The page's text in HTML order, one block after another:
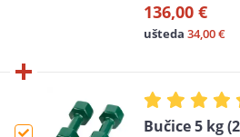
136,00 €
ušteda 34,00 €
Bučice 5 kg